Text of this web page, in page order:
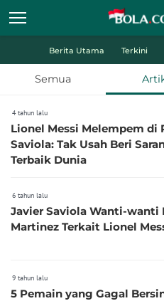
Berita Utama Terkini
Semua
4 tahun lalu
Lionel Messi Melempem di PSG,
Saviola: Tak Usah Beri
Terbaik Dunia
6 tahun lalu
Javier Saviola Wanti-wanti
Martinez Terkait Lionel
9 tahun lalu
5 Pemain yang Gagal